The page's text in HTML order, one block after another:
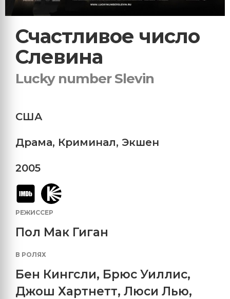
Счастливое число
Слевина
Lucky number Slevin
США
Драма, Криминал, Экшен
2005
РЕЖИССЕР
Пол Мак Гиган
В РОЛЯХ
Бен Кингсли, Брюс Уиллис,
Джош Хартнетт, Люси Лью,